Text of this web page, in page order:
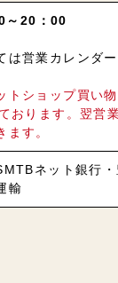
～20：00
は営業カレンダ
トショップ買い
おります。翌営
ます。
ネット銀行
輸